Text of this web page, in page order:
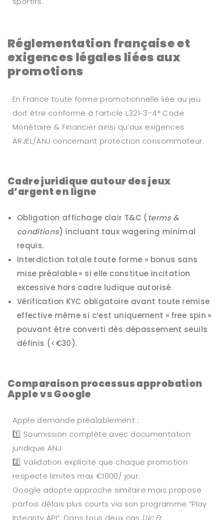
Réglementation française et
exigences légales liées aux
promotions
En France toute forme promotionnelle liée au jeu
doit être conforme à l’article L321‑3–4° Code
Monétaire & Financier ainsi qu’aux exigences
ARJEL/ANJ concernant protection consommateur.
Cadre juridique autour des jeux
d’argent en ligne
Obligation affichage clair T&C ( terms &
conditions) incluant taux wagering minimal
requis.
Interdiction totale toute forme « bonus sans
mise préalable » si elle constitue incitation
excessive hors cadre ludique autorisé.
Vérification KYC obligatoire avant toute remise
effective même si c’est uniquement « free spin »
pouvant être converti dès dépassement seuils
définis (<€30).
Comparaison processus approbation
Apple vs Google
Apple demande préalablement :
1️⃣ Soumission complète avec documentation
juridique ANJ.
2️⃣ Validation explicite que chaque promotion
respecte limites max €1000/ jour.
Google adopte approche similaire mais propose
parfois délais plus courts via son programme “Play
Integrity API”. Dans tous deux cas Uic.Fr